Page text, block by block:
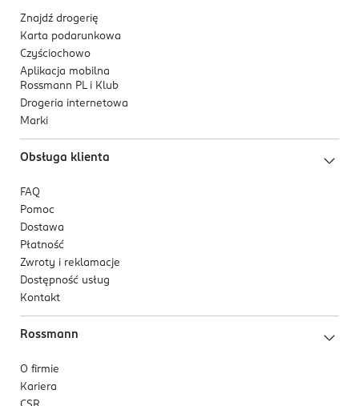
Znajdź drogerię
Karta podarunkowa
Czyściochowo
Aplikacja mobilna
Rossmann PL i Klub
Drogeria internetowa
Marki
Obsługa klienta
FAQ
Pomoc
Dostawa
Płatność
Zwroty i reklamacje
Dostępność usług
Kontakt
Rossmann
O firmie
Kariera